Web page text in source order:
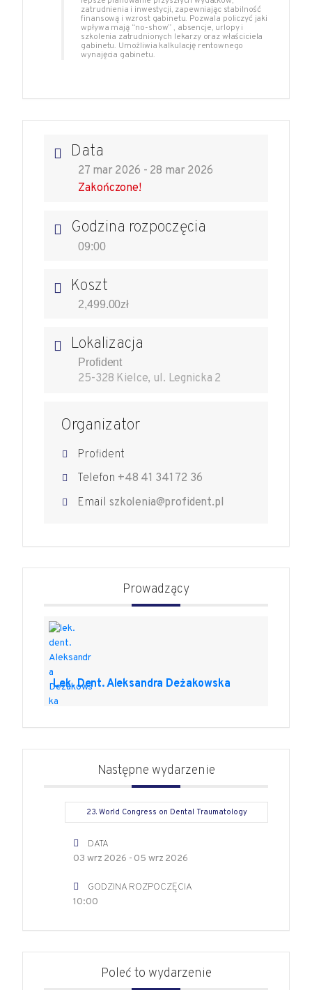
zatrudnienia i inwestycji, zapewniając stabilność
finansową i wzrost gabinetu. Pozwala policzyć jaki
wpływa mają “no-show” , absencje, urlopy i
szkolenia zatrudnionych lekarzy oraz właściciela
gabinetu. Umożliwia kalkulację rentownego
wynajęcia gabinetu.
Data
27 mar 2026 - 28 mar 2026
Zakończone!
Godzina rozpoczęcia
09:00
Koszt
2,499.00zł
Lokalizacja
Profident
25-328 Kielce, ul. Legnicka 2
Organizator
Profident
Telefon +48 41 341 72 36
Email szkolenia@profident.pl
Prowadzący
Lek. Dent. Aleksandra Deżakowska
Następne wydarzenie
23. World Congress on Dental Traumatology
DATA
03 wrz 2026 - 05 wrz 2026
GODZINA ROZPOCZĘCIA
10:00
Poleć to wydarzenie